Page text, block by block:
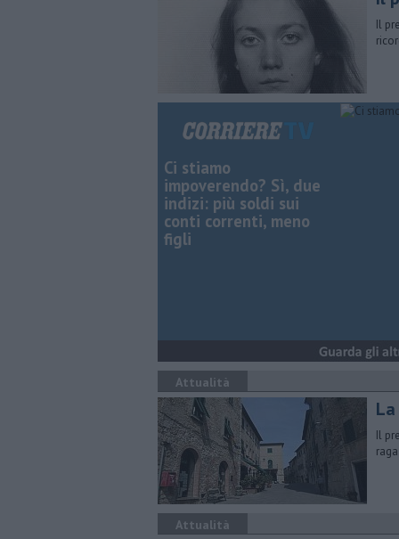
Il
Ci stiamo
impoverendo? Sì, due
indizi: più soldi sui
conti correnti, meno
figli
Attualità
Il
Attualità